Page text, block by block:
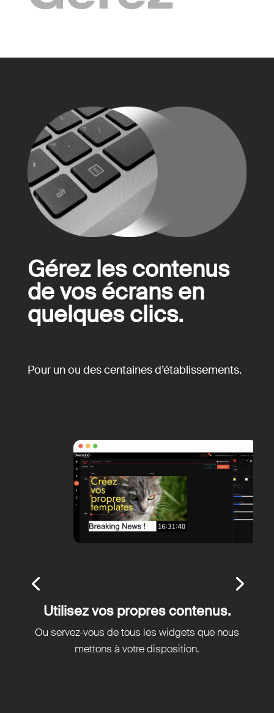
Gérez les contenus
de vos écrans en
quelques clics.
Pour un ou des centaines d’établissements.
Utilisez vos propres contenus.
Ou servez-vous de tous les widgets que nous
mettons à votre disposition.